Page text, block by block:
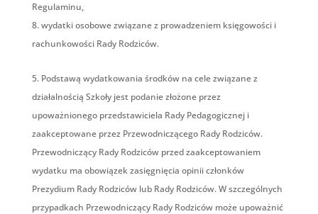
Regulaminu,
wydatki osobowe związane z prowadzeniem księgowości i
rachunkowości Rady Rodziców.
Podstawą wydatkowania środków na cele związane z
działalnością Szkoły jest podanie złożone przez
upoważnionego przedstawiciela Rady Pedagogicznej i
zaakceptowane przez Przewodniczącego Rady Rodziców.
Przewodniczący Rady Rodziców przed zaakceptowaniem
wydatku ma obowiązek zasięgnięcia opinii członków
Prezydium Rady Rodziców lub Rady Rodziców. W szczególnych
przypadkach Przewodniczący Rady Rodziców może upoważnić